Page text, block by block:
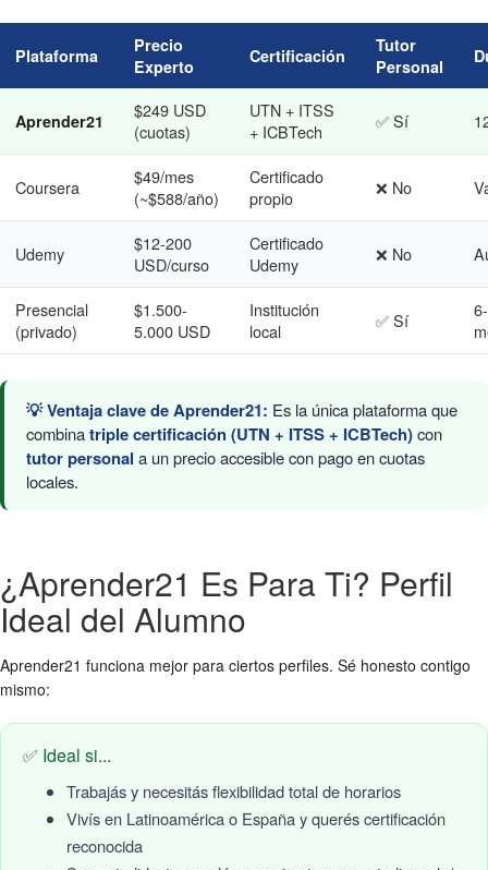
Plataforma
Precio
Experto
Certificación
Tutor
Personal
Aprender21
$249 USD
(cuotas)
UTN + ITSS
+ ICBTech
✅ Sí
Coursera
$49/mes
(~$588/año)
Certificado
propio
❌ No
Udemy
$12-200
USD/curso
Certificado
Udemy
❌ No
Presencial
(privado)
$1.500-
5.000 USD
Institución
local
✅ Sí
💡 Ventaja clave de Aprender21: Es la única plataforma que
combinatriple certificación (UTN + ITSS + ICBTech)con
tutor personal a un precio accesible con pago en cuotas
locales.
¿Aprender21 Es Para Ti? Perfil
Ideal del Alumno
Aprender21 funciona mejor para ciertos perfiles. Sé honesto contigo
mismo:
✅ Ideal si...
Trabajás y necesitás flexibilidad total de horarios
Vivís en Latinoamérica o España y querés certificación
reconocida